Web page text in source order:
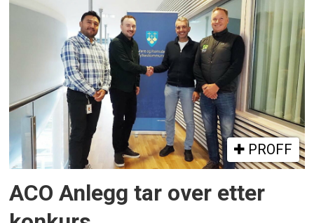
PROFF
ACO Anlegg tar over etter